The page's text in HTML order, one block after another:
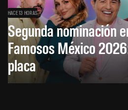
HACE 13 HORAS
Segunda nominación
Famosos México
placa